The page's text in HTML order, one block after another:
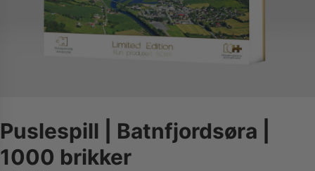
Puslespill | Batnfjordsøra |
1000 brikker